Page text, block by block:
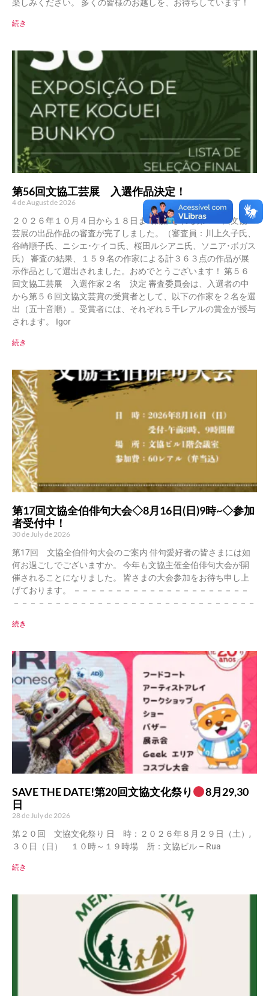
楽しみください。 多くの皆様のお越しを、お待ちしています！
続き
第56回文協工芸展 入選作品決定！
4 de August de 2026
２０２６年１０月４日から１８日まで開催される第５６回文協工
芸展の出品作品の審査が完了しました。（審査員：川上久子氏、
谷崎順子氏、ニシエ･ケイコ氏、桜田ルシアニ氏、ソニア･ボガス
氏） 審査の結果、１５９名の作家による計３６３点の作品が展
示作品として選出されました。おめでとうございます！ 第５６
回文協工芸展 入選作家２名 決定 審査委員会は、入選者の中
から第５６回文協文芸賞の受賞者として、以下の作家を２名を選
出（五十音順）。受賞者には、それぞれ５千レアルの賞金が授与
されます。 Igor
続き
第17回文協全伯俳句大会◇8月16日(日)9時~◇参加
者受付中！
30 de July de 2026
第17回 文協全伯俳句大会のご案内 俳句愛好者の皆さまには如
何お過ごしでございますか。 今年も文協主催全伯俳句大会が開
催されることになりました。 皆さまの大会参加をお待ち申し上
げております。 －－－－－－－－－－－－－－－－－－－－－
－－－－－－－－－－－－－－－－－－－－－－－－－－－－－
続き
SAVE THE DATE!第20回文協文化祭り
8月29,30
日
28 de July de 2026
第２０回 文協文化祭り 日 時：２０２６年８月２９日（土）,
３０日（日） １０時～１９時場 所：文協ビル – Rua
続き